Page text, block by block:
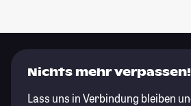
Nichts mehr verpassen!
Lass uns in Verbindung bleiben